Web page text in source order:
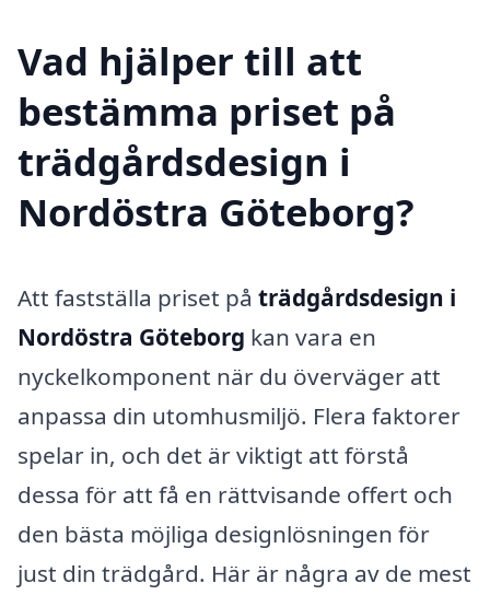
Vad hjälper till att
bestämma priset på
trädgårdsdesign i
Nordöstra Göteborg?
Att fastställa priset på trädgårdsdesign i
Nordöstra Göteborg kan vara en
nyckelkomponent när du överväger att
anpassa din utomhusmiljö. Flera faktorer
spelar in, och det är viktigt att förstå
dessa för att få en rättvisande offert och
den bästa möjliga designlösningen för
just din trädgård. Här är några av de mest